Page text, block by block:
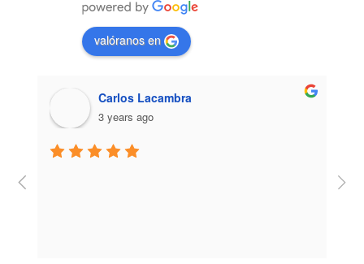
valóranos en
Carlos Lacambra
3 years ago